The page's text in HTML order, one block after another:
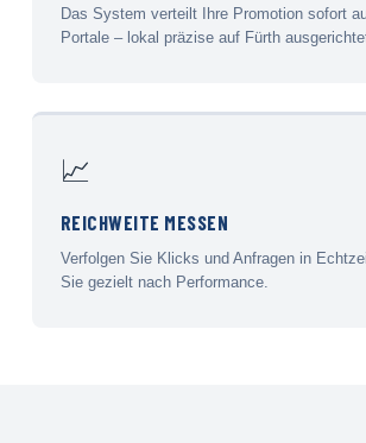
Das System verteilt Ihre Promotion sofort
Portale – lokal präzise auf Fürth
📈
REICHWEITE MESSEN
Verfolgen Sie Klicks und Anfragen in
Sie gezielt nach Performance.